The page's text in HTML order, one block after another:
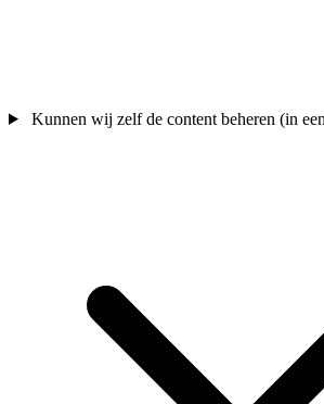
Kunnen wij zelf de content beheren (in